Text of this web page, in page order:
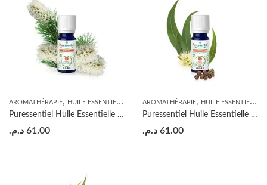
AROMATHÉRAPIE, HUILE ESSENTIELLE
Puressentiel Huile Essentielle Niaouli BIO – 10ml
61.00 د.م.
AROMATHÉRAPIE, HUILE ESSENTIELLE
Puressentiel Huile Essentielle Eucalyptus Citronné BIO – 10ml
61.00 د.م.